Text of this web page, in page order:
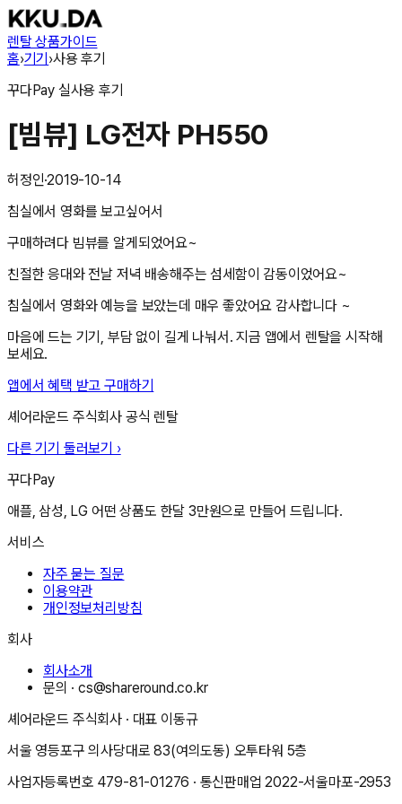
렌탈 상품가이드
홈›기기›사용 후기
꾸다Pay 실사용 후기
[빔뷰] LG전자 PH550
허정인·2019-10-14
침실에서 영화를 보고싶어서
구매하려다 빔뷰를 알게되었어요~
친절한 응대와 전날 저녁 배송해주는 섬세함이 감동이었어요~
침실에서 영화와 예능을 보았는데 매우 좋았어요 감사합니다 ~
마음에 드는 기기, 부담 없이 길게 나눠서. 지금 앱에서 렌탈을 시작해
보세요.
앱에서 혜택 받고 구매하기
셰어라운드 주식회사 공식 렌탈
다른 기기 둘러보기 ›
꾸다Pay
애플, 삼성, LG 어떤 상품도 한달 3만원으로 만들어 드립니다.
서비스
자주 묻는 질문
이용약관
개인정보처리방침
회사
회사소개
문의 ·cs@shareround.co.kr
셰어라운드 주식회사 · 대표 이동규
서울 영등포구 의사당대로 83(여의도동) 오투타워 5층
사업자등록번호 479-81-01276 · 통신판매업2022-서울마포-2953